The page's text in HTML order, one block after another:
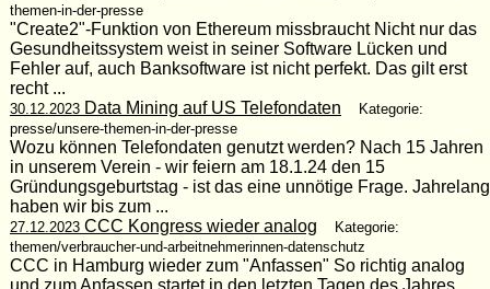
themen-in-der-presse
"Create2"-Funktion von Ethereum missbraucht Nicht nur das
Gesundheitssystem weist in seiner Software Lücken und
Fehler auf, auch Banksoftware ist nicht perfekt. Das gilt erst
recht ...
30.12.2023Data Mining auf US Telefondaten
Kategorie:
presse/unsere-themen-in-der-presse
Wozu können Telefondaten genutzt werden? Nach 15 Jahren
in unserem Verein - wir feiern am 18.1.24 den 15
Gründungsgeburtstag - ist das eine unnötige Frage. Jahrelang
haben wir bis zum ...
27.12.2023CCC Kongress wieder analog
Kategorie:
themen/verbraucher-und-arbeitnehmerinnen-datenschutz
CCC in Hamburg wieder zum "Anfassen" So richtig analog
und zum Anfassen startet in den letzten Tagen des Jahres